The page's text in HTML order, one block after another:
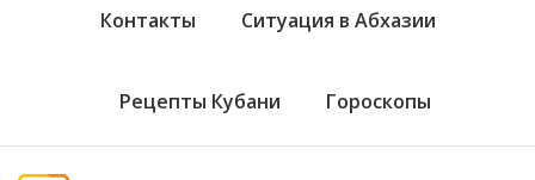
Контакты Ситуация в Абхазии
Рецепты Кубани Гороскопы